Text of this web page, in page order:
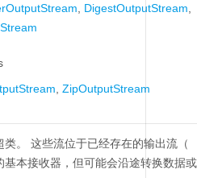
DigestOutputStream
ZipOutputStream
。
这些流位于已经存在的输出流（
本接收器，但可能会沿途转换数据或